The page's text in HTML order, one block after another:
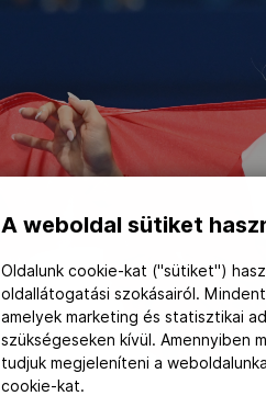
A weboldal sütiket
Oldalunk cookie-kat ("sütiket")
oldallátogatási szokásairól.
amelyek marketing és statisztikai
szükségeseken kívül. Amennyiben
tudjuk megjeleníteni a
cookie-kat.